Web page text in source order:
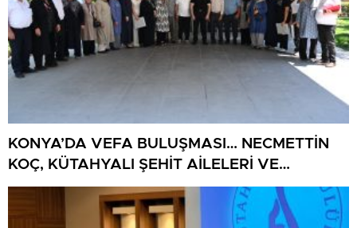
KONYA’DA VEFA BULUŞMASI… NECMETTİN
KOÇ, KÜTAHYALI ŞEHİT AİLELERİ VE
GAZİLERİ AĞIRLADI